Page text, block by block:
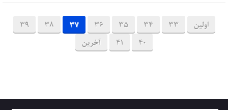
اولین 33
34
35
36
37
38
39
40
41 آخرین